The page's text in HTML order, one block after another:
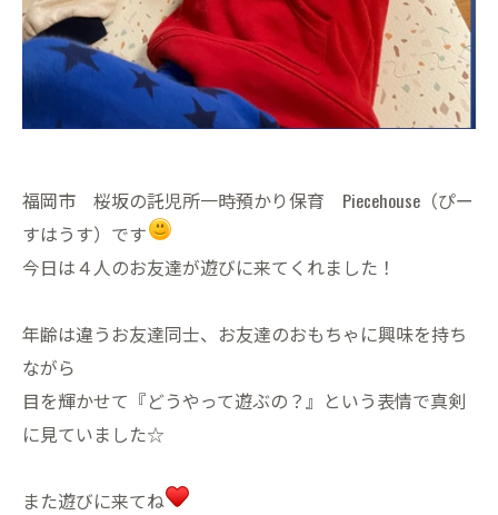
福岡市 桜坂の託児所一時預かり保育 Piecehouse（ぴー
すはうす）です
今日は４人のお友達が遊びに来てくれました！
年齢は違うお友達同士、お友達のおもちゃに興味を持ち
ながら
目を輝かせて『どうやって遊ぶの？』という表情で真剣
に見ていました☆
また遊びに来てね